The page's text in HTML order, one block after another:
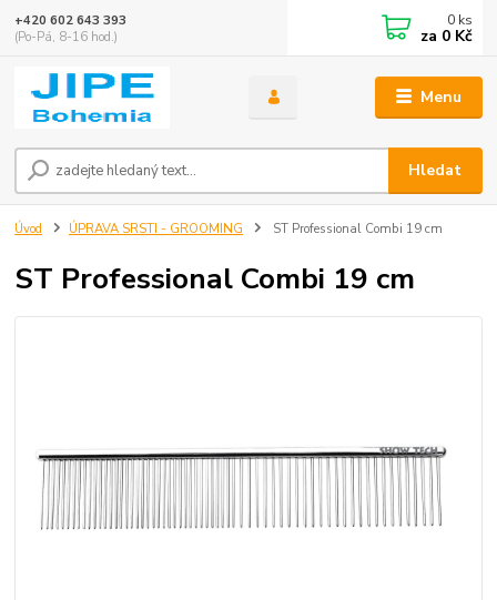
Menu
Hledat
+420 602 643 393
(Po-Pá, 8-16 hod.)
0 ks
za 0 Kč
Úvod ÚPRAVA SRSTI - GROOMING ST Professional Combi 19 cm
ST Professional Combi 19 cm